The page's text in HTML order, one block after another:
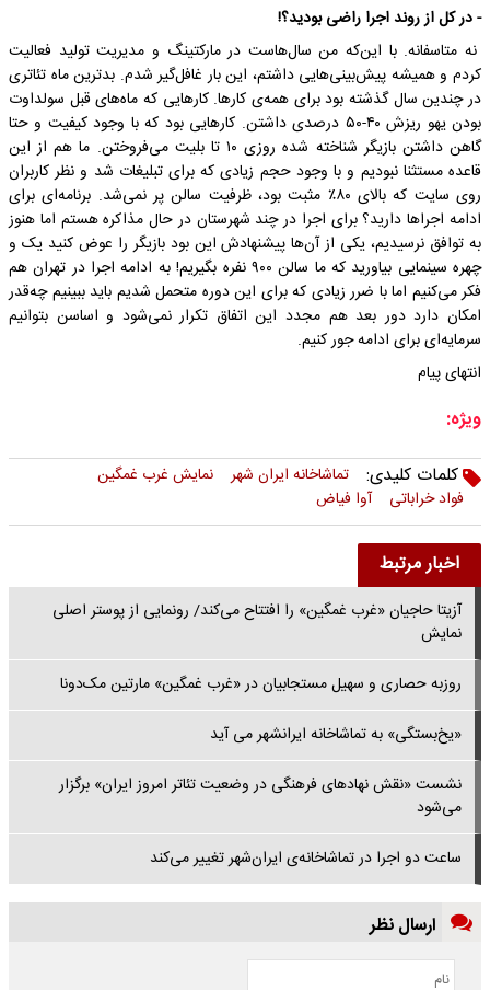
- در کل از روند اجرا راضی بودید؟!
نه متاسفانه. با این‌که من سال‌هاست در مارکتینگ و مدیریت تولید فعالیت
کردم و همیشه پیش‌بینی‌هایی داشتم، این بار غافل‌گیر شدم. بدترین ماه تئاتری
در چندین سال گذشته بود برای همه‌ی کارها. کارهایی که ماه‌های قبل سولداوت
بودن یهو ریزش ۴۰-۵۰ درصدی داشتن. کارهایی بود که با وجود کیفیت و حتا
گاهن داشتن بازیگر شناخته شده روزی ۱۰ تا بلیت می‌فروختن. ما هم‌ از این
قاعده مستثنا نبودیم و با وجود حجم زیادی که برای تبلیغات شد و نظر کاربران
روی سایت که بالای ۸۰٪ مثبت بود، ظرفیت سالن پر نمی‌شد. برنامه‌ای برای
ادامه اجراها دارید؟ برای اجرا در چند شهرستان در حال مذاکره هستم اما هنوز
به توافق نرسیدیم، یکی‌ از آن‌ها پیشنهادش این بود بازیگر را عوض‌ کنید یک و
چهره سینمایی بیاورید که ما سالن ۹۰۰ نفره بگیریم! به ادامه اجرا در تهران هم
فکر می‌کنیم اما با ضرر زیادی که برای این دوره متحمل شدیم باید ببینیم چه‌قدر
امکان دارد دور بعد هم مجدد این اتفاق تکرار نمی‌شود و اساسن بتوانیم
سرمایه‌ای برای ادامه جور کنیم.
انتهای پیام
ویژه:
کلمات کلیدی:
تماشاخانه ایران شهر
نمایش غرب غمگین
فواد خراباتی
آوا فیاض
اخبار مرتبط
آزیتا حاجیان «غرب غمگین» را افتتاح می‌کند/ رونمایی از پوستر اصلی
نمایش
روزبه حصاری و سهیل مستجابیان در «غرب غمگین» مارتین مک‌دونا
«یخ‌بستگی» به تماشاخانه ایرانشهر می آید
نشست «نقش نهادهای فرهنگی در وضعیت تئاتر امروز ایران» برگزار
می‌شود
ساعت دو اجرا در تماشاخانه‌ی ایران‌شهر تغییر می‌کند
ارسال نظر